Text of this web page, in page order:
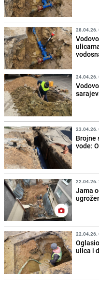
28.04.26.
24.04.26.
23.04.26.
Brojne
vode:
22.04.26.
Jama
22.04.26.
ulica i